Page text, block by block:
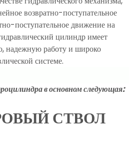
возвратно-поступательное
поступательное движение на
цилиндр имеет
надежную работу и широко
системе.
в основном следующая:
СТВОЛ